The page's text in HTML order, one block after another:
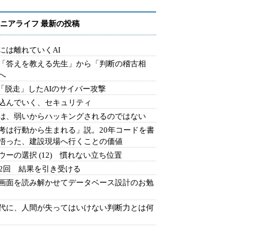
アライフ 最新の投稿
は離れていくAI
答えを教える先生」から「判断の稽古相
脱走」したAIのサイバー攻撃
んでいく、セキュリティ
、弱いからハッキングされるのではない
は行動から生まれる」説。20年コードを書
った、建設現場へ行くことの価値
ーの選択 (12) 慣れない立ち位置
回 結果を引き受ける
面を読み解かせてデータベース設計のお勉
に、人間が失ってはいけない判断力とは何